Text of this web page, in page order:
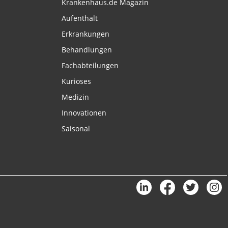
Krankenhaus.de Magazin
Aufenthalt
Erkrankungen
Behandlungen
Fachabteilungen
Kurioses
Medizin
Innovationen
Saisonal